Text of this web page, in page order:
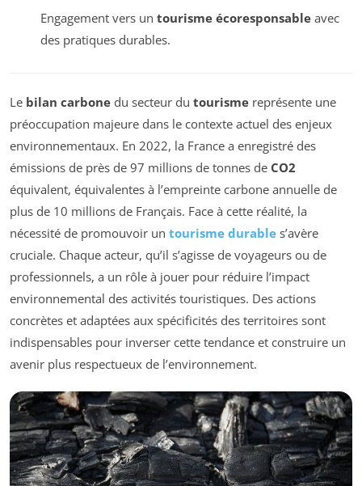
Engagement vers un tourisme écoresponsableavec
des pratiques durables.
Le bilan carbone du secteur du tourisme représente une
préoccupation majeure dans le contexte actuel des enjeux
environnementaux. En 2022, la France a enregistré des
émissions de près de 97 millions de tonnes de CO2
équivalent, équivalentes à l’empreinte carbone annuelle de
plus de 10 millions de Français. Face à cette réalité, la
nécessité de promouvoir un tourisme durable s’avère
cruciale. Chaque acteur, qu’il s’agisse de voyageurs ou de
professionnels, a un rôle à jouer pour réduire l’impact
environnemental des activités touristiques. Des actions
concrètes et adaptées aux spécificités des territoires sont
indispensables pour inverser cette tendance et construire un
avenir plus respectueux de l’environnement.